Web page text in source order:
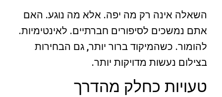
השאלה אינה רק מה יפה. אלא מה נוגע. האם
אתם נמשכים לסיפורים חברתיים. לאינטימיות.
להומור. כשהמיקוד ברור יותר, גם הבחירות
בצילום נעשות מדויקות יותר.
טעויות כחלק מהדרך